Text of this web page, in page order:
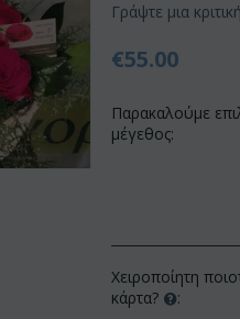
Γράψτε μια κριτική
€55.00
Παρακαλούμε
μέγεθος:
Χειροποίητη
κάρτα?
: